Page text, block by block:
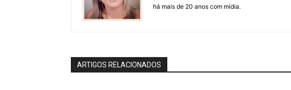
há mais de 20 anos com mídia.
ARTIGOS RELACIONADOS